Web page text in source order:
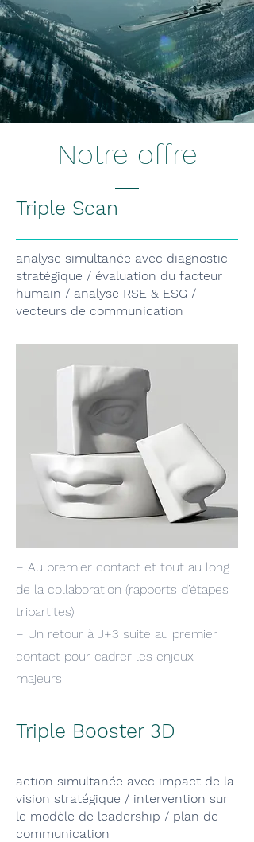
Notre offre
Triple Scan
analyse simultanée avec diagnostic
stratégique / évaluation du facteur
humain / analyse RSE & ESG /
vecteurs de communication
− Au premier contact et tout au long
de la collaboration (rapports d’étapes
tripartites)
− Un retour à J+3 suite au premier
contact pour cadrer les enjeux
majeurs
Triple Booster 3D
action simultanée avec impact de la
vision stratégique / intervention sur
le modèle de leadership / plan de
communication